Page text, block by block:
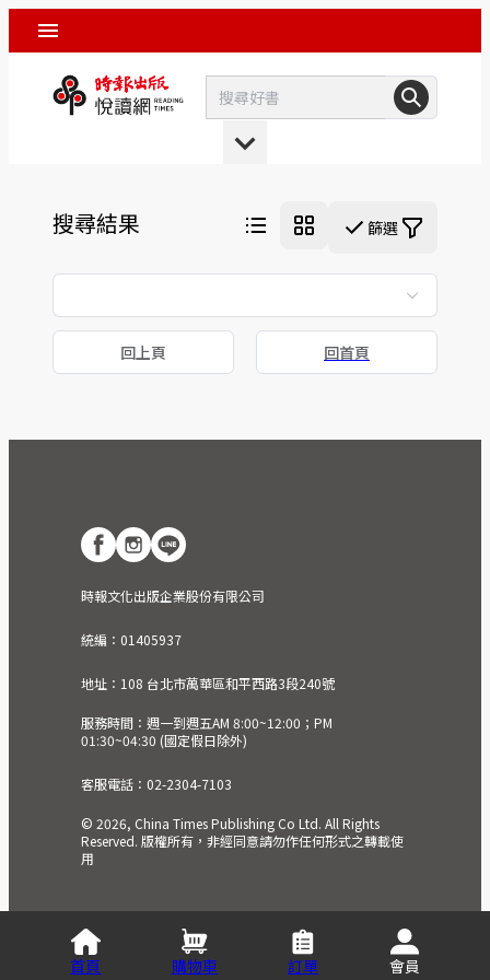
搜尋結果 篩選
回上頁 回首頁
時報文化出版企業股份有限公司
統編：01405937
地址：108 台北市萬華區和平西路3段240號
服務時間：週一到週五AM 8:00~12:00；PM
01:30~04:30 (國定假日除外)
客服電話：02-2304-7103
© 2026, China Times Publishing Co Ltd. All Rights
Reserved. 版權所有，非經同意請勿作任何形式之轉載使
用
首頁 購物車 訂單 會員